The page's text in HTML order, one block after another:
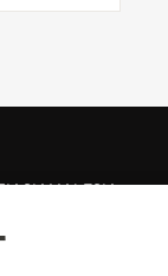
ASIAMALESIA